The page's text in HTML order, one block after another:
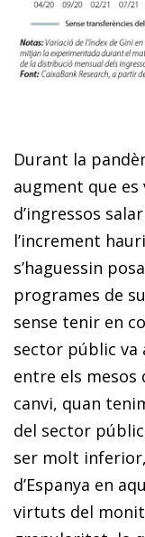
Durant la
augment que
d’ingressos
l’increment
s’haguessin
programes de
sense tenir en
sector públic va
entre els mesos
canvi, quan
del sector
ser molt
d’Espanya en
virtuts del